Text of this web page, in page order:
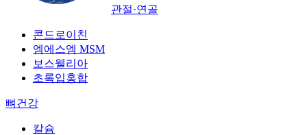
관절·연골
콘드로이친
엠에스엠 MSM
보스웰리아
초록입홍합
뼈건강
칼슘